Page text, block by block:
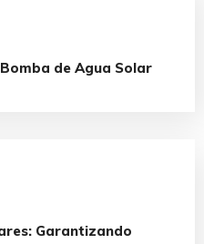
de Agua Solar
Garantizando